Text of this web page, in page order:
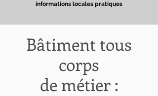
informations locales pratiques
Bâtimenttous
corps
de métier :